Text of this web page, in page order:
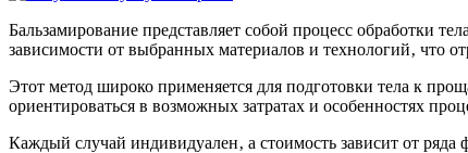
Бальзамирование представляет собой процесс обработки
зависимости от выбранных материалов и технологий‚ что
Этот метод широко применяется для подготовки тела к
ориентироваться в возможных затратах и особенностях
Каждый случай индивидуален‚ а стоимость зависит от